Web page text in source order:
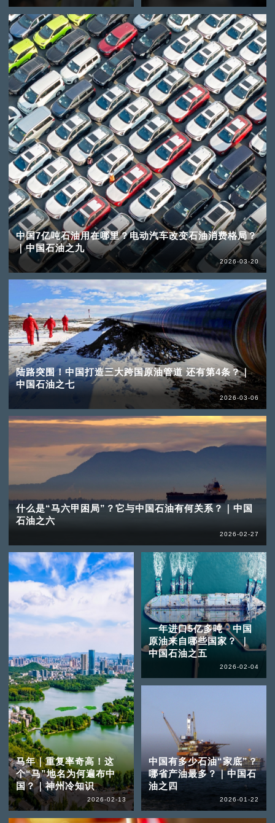
中国7亿吨石油用在哪里？电动汽车改变石油消费格局？
｜中国石油之九
2026-03-20
陆路突围！中国打造三大跨国原油管道 还有第4条？｜
中国石油之七
2026-03-06
什么是“马六甲困局”？它与中国石油有何关系？｜中国
石油之六
2026-02-27
马年｜重复率奇高！这
个“马”地名为何遍布中
国？｜神州冷知识
2026-02-13
一年进口5亿多吨 中国
原油来自哪些国家？ ｜
中国石油之五
2026-02-04
中国有多少石油“家底”？
哪省产油最多？｜中国石
油之四
2026-01-22